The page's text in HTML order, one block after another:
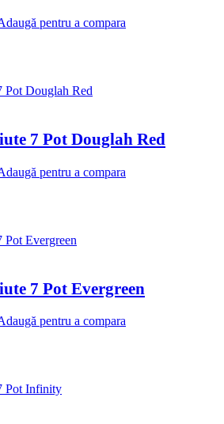
pentru a compara
7 Pot Douglah Red
pentru a compara
7 Pot Evergreen
pentru a compara